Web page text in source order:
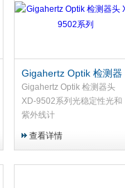
Gigahertz Optik 检测器
头 XD-9502系列
Gigahertz Optik 检测器头
XD-9502系列光稳定性光和
紫外线计
查看详情